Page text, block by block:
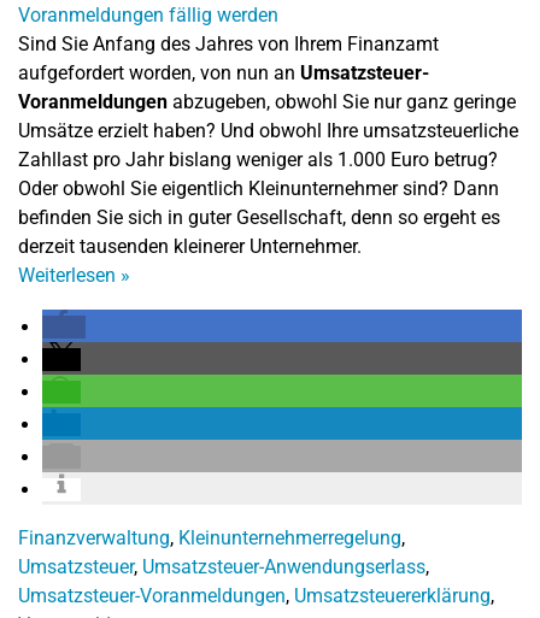
Sind Sie Anfang des Jahres von Ihrem Finanzamt
aufgefordert worden, von nun an Umsatzsteuer-
Voranmeldungen abzugeben, obwohl Sie nur ganz geringe
Umsätze erzielt haben? Und obwohl Ihre umsatzsteuerliche
Zahllast pro Jahr bislang weniger als 1.000 Euro betrug?
Oder obwohl Sie eigentlich Kleinunternehmer sind? Dann
befinden Sie sich in guter Gesellschaft, denn so ergeht es
derzeit tausenden kleinerer Unternehmer.
Weiterlesen »
Finanzverwaltung, Kleinunternehmerregelung,
Umsatzsteuer, Umsatzsteuer-Anwendungserlass,
Umsatzsteuer-Voranmeldungen, Umsatzsteuererklärung,